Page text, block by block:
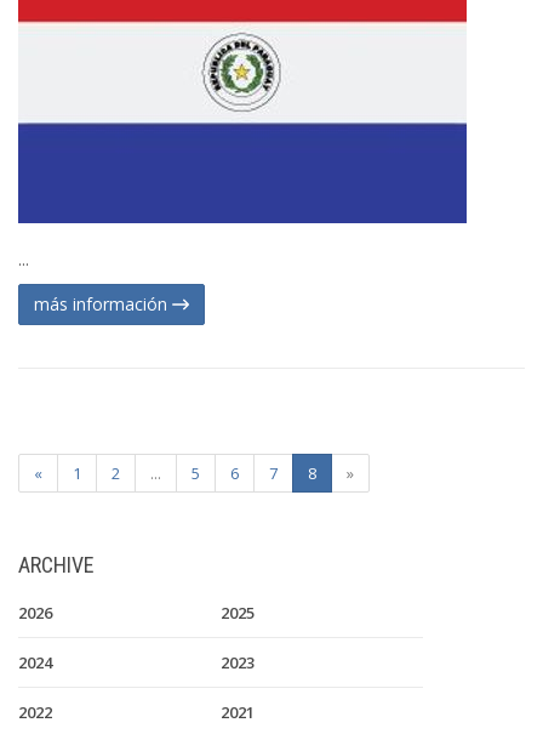
...
más información
« 1 2 ... 5 6 7 8 »
ARCHIVE
2026 2025
2024 2023
2022 2021